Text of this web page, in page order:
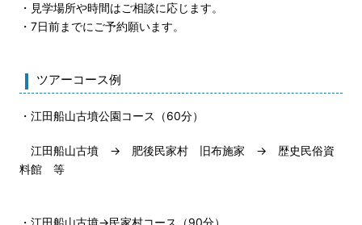
・見学場所や時間はご相談に応じます。
・7日前までにご予約願います。
ツアーコース例
・江田船山古墳公園コース（60分）
江田船山古墳 → 肥後民家村 旧布施家 → 歴史民俗資
料館 等
・江田船山古墳→民家村コース（90分）